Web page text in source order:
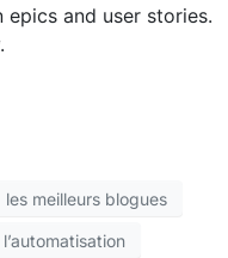
and user stories.
les meilleurs blogues